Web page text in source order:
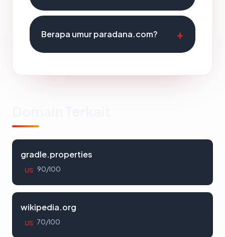
Berapa umur paradana.com?
gradle.properties
US 90/100
wikipedia.org
US 70/100